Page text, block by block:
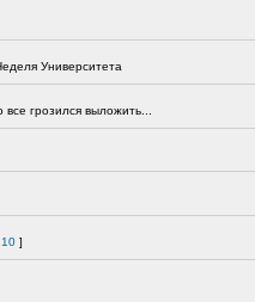
Университета
все грозился выложить...
10 ]